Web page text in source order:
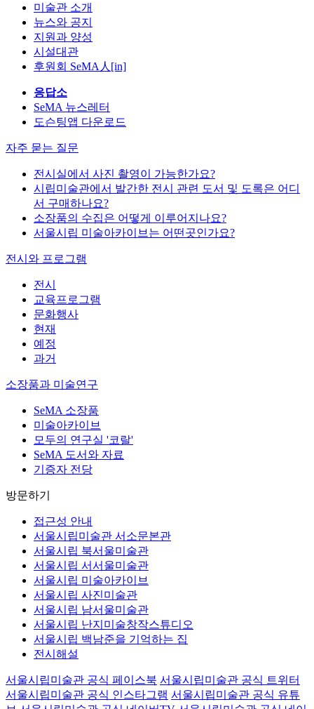
미술관 소개
뉴스와 공지
지원과 양성
시설대관
후원회 SeMA人[in]
응답소
SeMA 뉴스레터
도슨팅앱 다운로드
자주 묻는 질문
전시실에서 사진 촬영이 가능한가요?
시립미술관에서 발간한 전시 관련 도서 및 도록은 어디
서 구매하나요?
소장품의 수집은 어떻게 이루어지나요?
서울시립 미술아카이브는 어떤곳인가요?
전시와 프로그램
전시
교육프로그램
문화행사
현재
예정
과거
소장품과 미술연구
SeMA 소장품
미술아카이브
모두의 연구실 '코랄'
SeMA 도서와 자료
기증자 전당
방문하기
접근성 안내
서울시립미술관 서소문본관
서울시립 북서울미술관
서울시립 서서울미술관
서울시립 미술아카이브
서울시립 사진미술관
서울시립 남서울미술관
서울시립 난지미술창작스튜디오
서울시립 백남준을 기억하는 집
전시해설
서울시립미술관 공식 페이스북 서울시립미술관 공식 트위터
서울시립미술관 공식 인스타그램 서울시립미술관 공식 유튜